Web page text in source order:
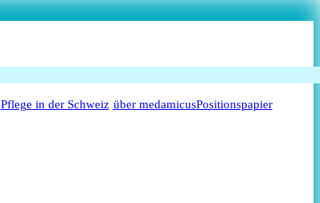
Pflege in der Schweiz über medamicusPositionspapier